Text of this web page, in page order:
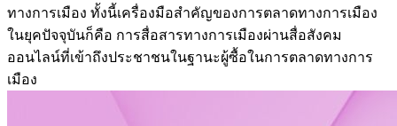
ทางการเมือง ทั้งนี้เครื่องมือสำคัญของการตลาดทางการเมือง
ในยุคปัจจุบันก็คือ การสื่อสารทางการเมืองผ่านสื่อสังคม
ออนไลน์ที่เข้าถึงประชาชนในฐานะผู้ซื้อในการตลาดทางการ
เมือง